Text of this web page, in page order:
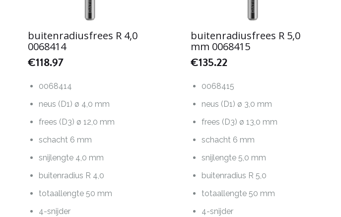
buitenradiusfrees R 4,0
0068414
€118.97
0068414
neus (D1) ø 4,0 mm
frees (D3) ø 12,0 mm
schacht 6 mm
snijlengte 4,0 mm
buitenradius R 4,0
totaallengte 50 mm
4-snijder
buitenradiusfrees R 5,0
mm 0068415
€135.22
0068415
neus (D1) ø 3,0 mm
frees (D3) ø 13,0 mm
schacht 6 mm
snijlengte 5,0 mm
buitenradius R 5,0
totaallengte 50 mm
4-snijder